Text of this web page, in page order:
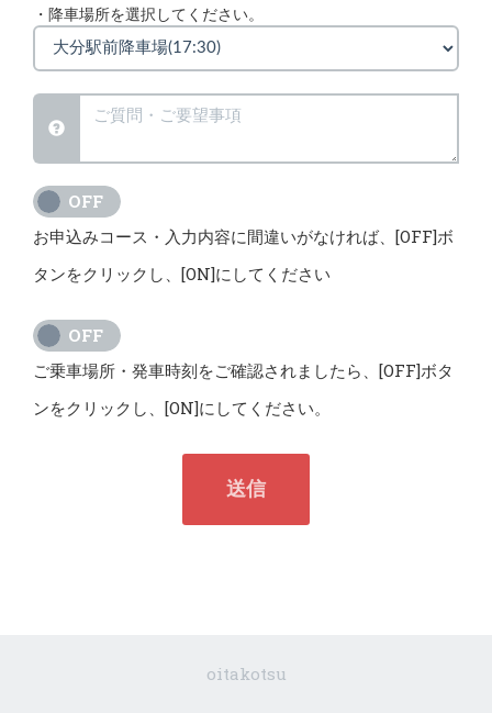
・降車場所を選択してください。
OFF
お申込みコース・入力内容に間違いがなければ、[OFF]ボ
タンをクリックし、[ON]にしてください
OFF
ご乗車場所・発車時刻をご確認されましたら、[OFF]ボタ
ンをクリックし、[ON]にしてください。
送信
oitakotsu